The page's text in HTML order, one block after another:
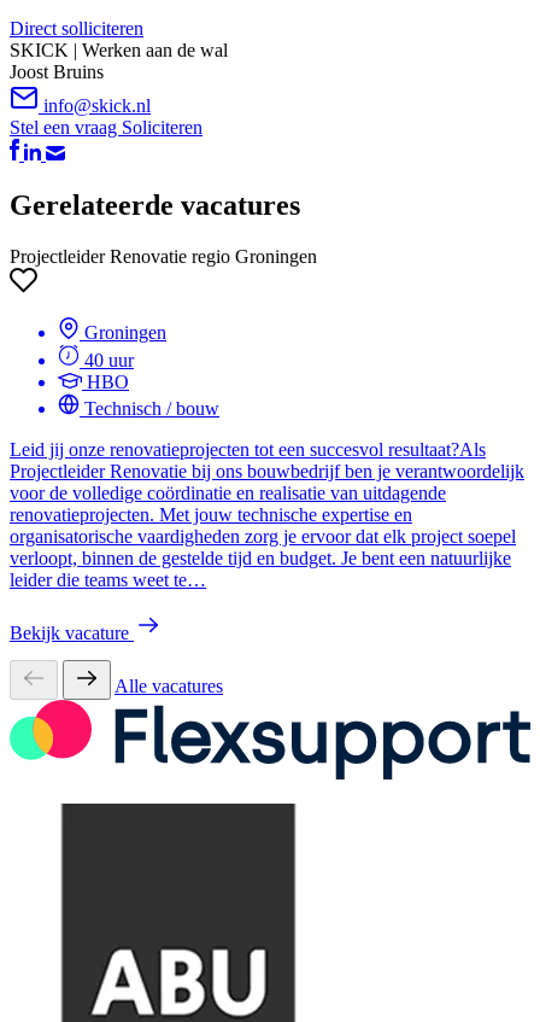
Direct solliciteren
SKICK | Werken aan de wal
Joost Bruins
info@skick.nl
Stel een vraag Soliciteren
Gerelateerde vacatures
Projectleider Renovatie regio Groningen
Groningen
40 uur
HBO
Technisch / bouw
Leid jij onze renovatieprojecten tot een succesvol resultaat?Als
Projectleider Renovatie bij ons bouwbedrijf ben je verantwoordelijk
voor de volledige coördinatie en realisatie van uitdagende
renovatieprojecten. Met jouw technische expertise en
organisatorische vaardigheden zorg je ervoor dat elk project soepel
verloopt, binnen de gestelde tijd en budget. Je bent een natuurlijke
leider die teams weet te…
Bekijk vacature
Alle vacatures